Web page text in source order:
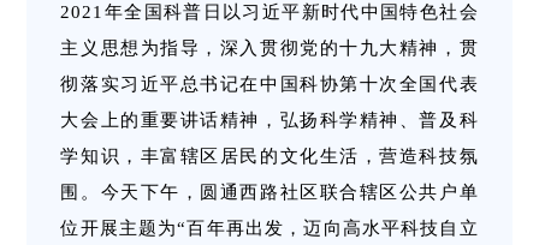
2021年全国科普日以习近平新时代中国特色社会
主义思想为指导，深入贯彻党的十九大精神，贯
彻落实习近平总书记在中国科协第十次全国代表
大会上的重要讲话精神，弘扬科学精神、普及科
学知识，丰富辖区居民的文化生活，营造科技氛
围。今天下午，圆通西路社区联合辖区公共户单
位开展主题为“百年再出发，迈向高水平科技自立